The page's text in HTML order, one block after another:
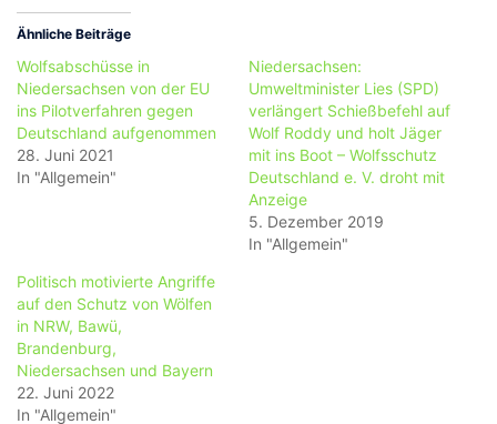
Ähnliche Beiträge
Wolfsabschüsse in
Niedersachsen von der EU
ins Pilotverfahren gegen
Deutschland aufgenommen
28. Juni 2021
In "Allgemein"
Niedersachsen:
Umweltminister Lies (SPD)
verlängert Schießbefehl auf
Wolf Roddy und holt Jäger
mit ins Boot – Wolfsschutz
Deutschland e. V. droht mit
Anzeige
5. Dezember 2019
In "Allgemein"
Politisch motivierte Angriffe
auf den Schutz von Wölfen
in NRW, Bawü,
Brandenburg,
Niedersachsen und Bayern
22. Juni 2022
In "Allgemein"